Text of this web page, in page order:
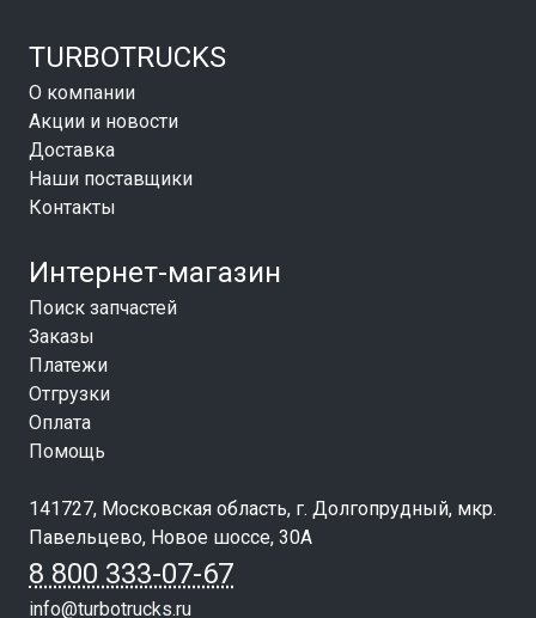
TURBOTRUCKS
О компании
Акции и новости
Доставка
Наши поставщики
Контакты
Интернет-магазин
Поиск запчастей
Заказы
Платежи
Отгрузки
Оплата
Помощь
141727, Московская область, г. Долгопрудный, мкр.
Павельцево, Новое шоссе, 30А
8 800 333-07-67
info@turbotrucks.ru